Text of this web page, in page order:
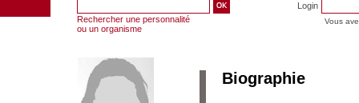
Rechercher une personnalité
ou un organisme
Login
Vous
Biographie